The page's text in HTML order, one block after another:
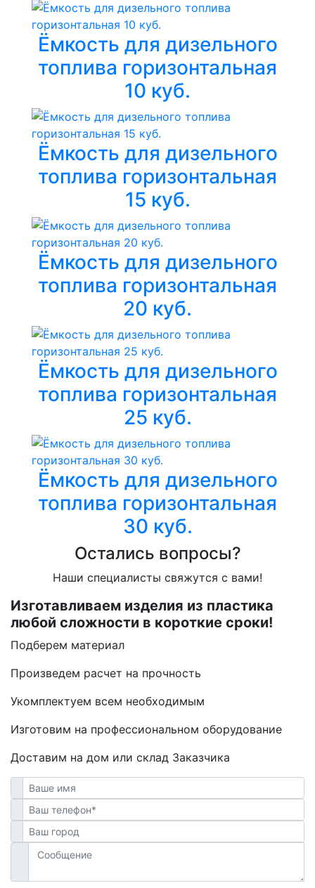
Ёмкость для дизельного
топлива горизонтальная
10 куб.
Ёмкость для дизельного
топлива горизонтальная
15 куб.
Ёмкость для дизельного
топлива горизонтальная
20 куб.
Ёмкость для дизельного
топлива горизонтальная
25 куб.
Ёмкость для дизельного
топлива горизонтальная
30 куб.
Остались вопросы?
Наши специалисты свяжутся с вами!
Изготавливаем изделия из пластика
любой сложности в короткие сроки!
Подберем материал
Произведем расчет на прочность
Укомплектуем всем необходимым
Изготовим на профессиональном оборудование
Доставим на дом или склад Заказчика